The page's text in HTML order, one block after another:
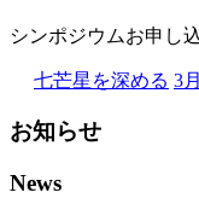
シンポジウムお申し
七芒星を深める 3
お知らせ
News